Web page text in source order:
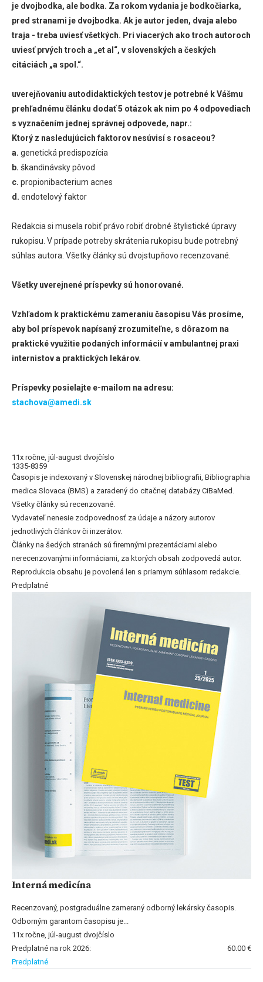
je dvojbodka, ale bodka. Za rokom vydania je bodkočiarka,
pred stranami je dvojbodka. Ak je autor jeden, dvaja alebo
traja - treba uviesť všetkých. Pri viacerých ako troch autoroch
uviesť prvých troch a „et al“, v slovenských a českých
citáciách „a spol.“.
uverejňovaniu autodidaktických testov je potrebné k Vášmu
prehľadnému článku dodať 5 otázok ak nim po 4 odpovediach
s vyznačením jednej správnej odpovede, napr.:
Ktorý z nasledujúcich faktorov nesúvisí s rosaceou?
a. genetická predispozícia
b. škandinávsky pôvod
c. propionibacterium acnes
d. endotelový faktor
Redakcia si musela robiť právo robiť drobné štylistické úpravy
rukopisu. V prípade potreby skrátenia rukopisu bude potrebný
súhlas autora. Všetky články sú dvojstupňovo recenzované.
Všetky uverejnené príspevky sú honorované.
Vzhľadom k praktickému zameraniu časopisu Vás prosíme,
aby bol príspevok napísaný zrozumiteľne, s dôrazom na
praktické využitie podaných informácií v ambulantnej praxi
internistov a praktických lekárov.
Príspevky posielajte e-mailom na adresu:
stachova@amedi.sk
11x ročne, júl-august dvojčíslo
1335-8359
Časopis je indexovaný v Slovenskej národnej bibliografii, Bibliographia
medica Slovaca (BMS) a zaradený do citačnej databázy CiBaMed.
Všetky články sú recenzované.
Vydavateľ nenesie zodpovednosť za údaje a názory autorov
jednotlivých článkov či inzerátov.
Články na šedých stranách sú firemnými prezentáciami alebo
nerecenzovanými informáciami, za ktorých obsah zodpovedá autor.
Reprodukcia obsahu je povolená len s priamym súhlasom redakcie.
Predplatné
Interná medicína
Recenzovaný, postgraduálne zameraný odborný lekársky časopis.
Odborným garantom časopisu je...
11x ročne, júl-august dvojčíslo
Predplatné na rok 2026:
60.00 €
Predplatné